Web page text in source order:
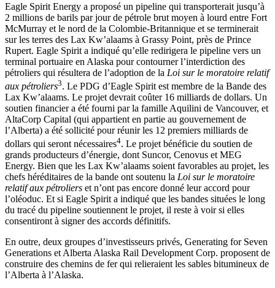
Eagle Spirit Energy a proposé un pipeline qui transporterait jusqu’à
2 millions de barils par jour de pétrole brut moyen à lourd entre Fort
McMurray et le nord de la Colombie-Britannique et se terminerait
sur les terres des Lax Kw’alaams à Grassy Point, près de Prince
Rupert. Eagle Spirit a indiqué qu’elle redirigera le pipeline vers un
terminal portuaire en Alaska pour contourner l’interdiction des
pétroliers qui résultera de l’adoption de la Loi sur le moratoire relatif
aux pétroliers3. Le PDG d’Eagle Spirit est membre de la Bande des
Lax Kw’alaams. Le projet devrait coûter 16 milliards de dollars. Un
soutien financier a été fourni par la famille Aquilini de Vancouver, et
AltaCorp Capital (qui appartient en partie au gouvernement de
l’Alberta) a été sollicité pour réunir les 12 premiers milliards de
dollars qui seront nécessaires4. Le projet bénéficie du soutien de
grands producteurs d’énergie, dont Suncor, Cenovus et MEG
Energy. Bien que les Lax Kw’alaams soient favorables au projet, les
chefs héréditaires de la bande ont soutenu la Loi sur le moratoire
relatif aux pétroliers et n’ont pas encore donné leur accord pour
l’oléoduc. Et si Eagle Spirit a indiqué que les bandes situées le long
du tracé du pipeline soutiennent le projet, il reste à voir si elles
consentiront à signer des accords définitifs.
En outre, deux groupes d’investisseurs privés, Generating for Seven
Generations et Alberta Alaska Rail Development Corp. proposent de
construire des chemins de fer qui relieraient les sables bitumineux de
l’Alberta à l’Alaska.